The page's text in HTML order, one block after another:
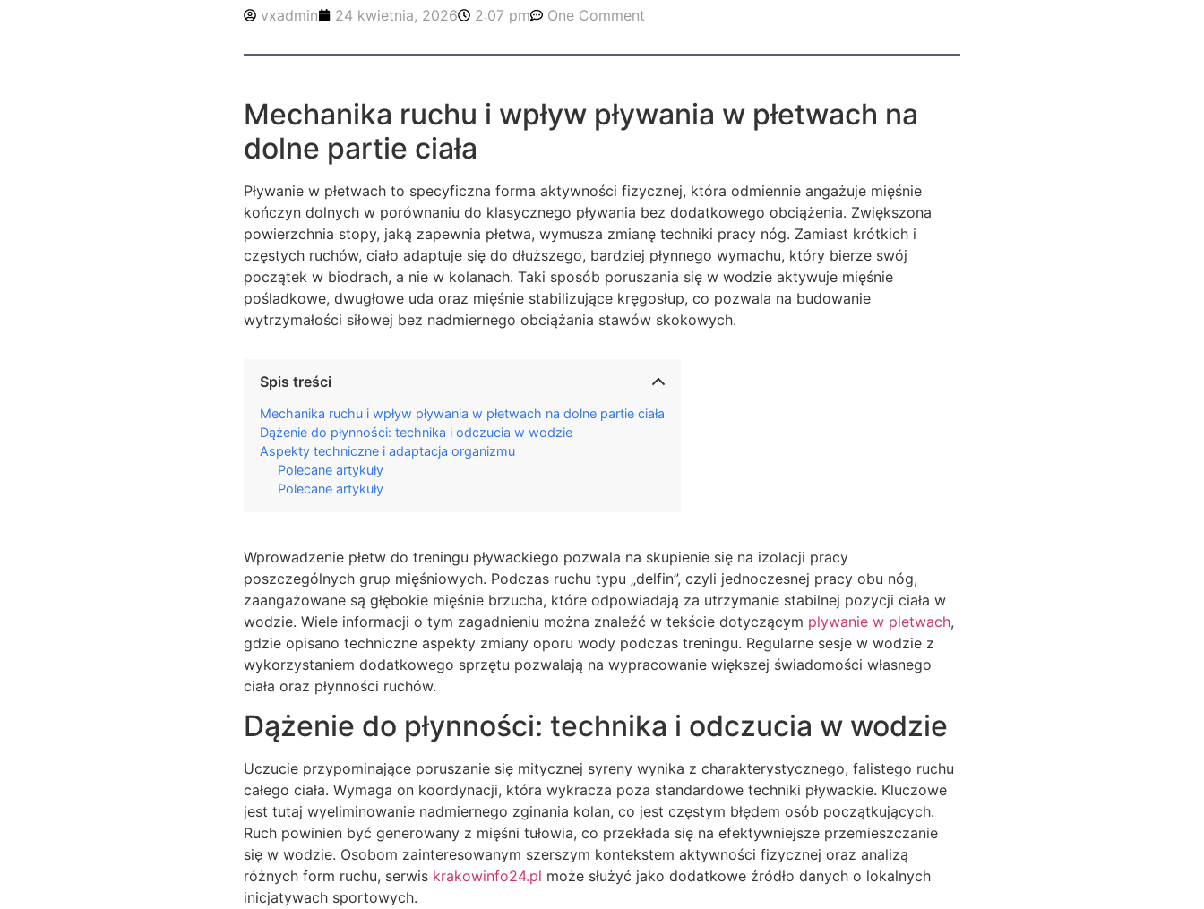
vxadmin 24 kwietnia, 2026 2:07 pm One Comment
Mechanika ruchu i wpływ pływania w płetwach na
dolne partie ciała
Pływanie w płetwach to specyficzna forma aktywności fizycznej, która odmiennie angażuje mięśnie
kończyn dolnych w porównaniu do klasycznego pływania bez dodatkowego obciążenia. Zwiększona
powierzchnia stopy, jaką zapewnia płetwa, wymusza zmianę techniki pracy nóg. Zamiast krótkich i
częstych ruchów, ciało adaptuje się do dłuższego, bardziej płynnego wymachu, który bierze swój
początek w biodrach, a nie w kolanach. Taki sposób poruszania się w wodzie aktywuje mięśnie
pośladkowe, dwugłowe uda oraz mięśnie stabilizujące kręgosłup, co pozwala na budowanie
wytrzymałości siłowej bez nadmiernego obciążania stawów skokowych.
Spis treści
Mechanika ruchu i wpływ pływania w płetwach na dolne partie ciała
Dążenie do płynności: technika i odczucia w wodzie
Aspekty techniczne i adaptacja organizmu
Polecane artykuły
Polecane artykuły
Wprowadzenie płetw do treningu pływackiego pozwala na skupienie się na izolacji pracy
poszczególnych grup mięśniowych. Podczas ruchu typu „delfin”, czyli jednoczesnej pracy obu nóg,
zaangażowane są głębokie mięśnie brzucha, które odpowiadają za utrzymanie stabilnej pozycji ciała w
wodzie. Wiele informacji o tym zagadnieniu można znaleźć w tekście dotyczącym plywanie w pletwach,
gdzie opisano techniczne aspekty zmiany oporu wody podczas treningu. Regularne sesje w wodzie z
wykorzystaniem dodatkowego sprzętu pozwalają na wypracowanie większej świadomości własnego
ciała oraz płynności ruchów.
Dążenie do płynności: technika i odczucia w wodzie
Uczucie przypominające poruszanie się mitycznej syreny wynika z charakterystycznego, falistego ruchu
całego ciała. Wymaga on koordynacji, która wykracza poza standardowe techniki pływackie. Kluczowe
jest tutaj wyeliminowanie nadmiernego zginania kolan, co jest częstym błędem osób początkujących.
Ruch powinien być generowany z mięśni tułowia, co przekłada się na efektywniejsze przemieszczanie
się w wodzie. Osobom zainteresowanym szerszym kontekstem aktywności fizycznej oraz analizą
różnych form ruchu, serwis krakowinfo24.pl może służyć jako dodatkowe źródło danych o lokalnych
inicjatywach sportowych.